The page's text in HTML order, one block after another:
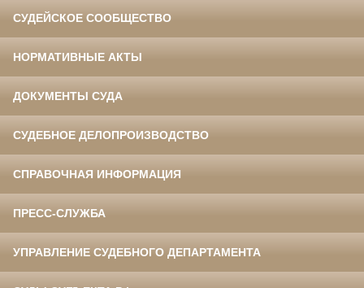
СУДЕЙСКОЕ СООБЩЕСТВО
НОРМАТИВНЫЕ АКТЫ
ДОКУМЕНТЫ СУДА
СУДЕБНОЕ ДЕЛОПРОИЗВОДСТВО
СПРАВОЧНАЯ ИНФОРМАЦИЯ
ПРЕСС-СЛУЖБА
УПРАВЛЕНИЕ СУДЕБНОГО ДЕПАРТАМЕНТА